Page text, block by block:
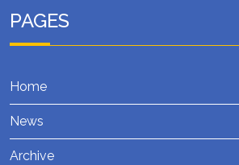
PAGES
Home
News
Archive